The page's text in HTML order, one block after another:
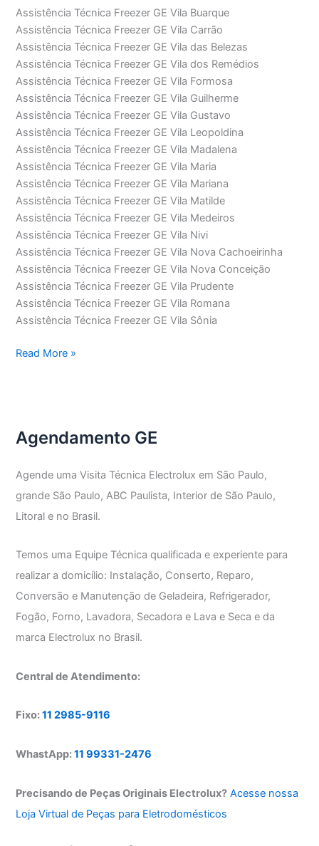
Assistência Técnica Freezer GE Vila Buarque
Assistência Técnica Freezer GE Vila Carrão
Assistência Técnica Freezer GE Vila das Belezas
Assistência Técnica Freezer GE Vila dos Remédios
Assistência Técnica Freezer GE Vila Formosa
Assistência Técnica Freezer GE Vila Guilherme
Assistência Técnica Freezer GE Vila Gustavo
Assistência Técnica Freezer GE Vila Leopoldina
Assistência Técnica Freezer GE Vila Madalena
Assistência Técnica Freezer GE Vila Maria
Assistência Técnica Freezer GE Vila Mariana
Assistência Técnica Freezer GE Vila Matilde
Assistência Técnica Freezer GE Vila Medeiros
Assistência Técnica Freezer GE Vila Nivi
Assistência Técnica Freezer GE Vila Nova Cachoeirinha
Assistência Técnica Freezer GE Vila Nova Conceição
Assistência Técnica Freezer GE Vila Prudente
Assistência Técnica Freezer GE Vila Romana
Assistência Técnica Freezer GE Vila Sônia
Assistência
Read More »
Agendamento GE
Agende uma Visita Técnica Electrolux em São Paulo,
grande São Paulo, ABC Paulista, Interior de São Paulo,
Litoral e no Brasil.
Temos uma Equipe Técnica qualificada e experiente para
realizar a domicílio: Instalação, Conserto, Reparo,
Conversão e Manutenção de Geladeira, Refrigerador,
Fogão, Forno, Lavadora, Secadora e Lava e Seca e da
marca Electrolux no Brasil.
Central de Atendimento:
Fixo:11 2985-9116
WhastApp:11 99331-2476
Precisando de Peças Originais Electrolux? Acesse nossa
Loja Virtual de Peças para Eletrodomésticos